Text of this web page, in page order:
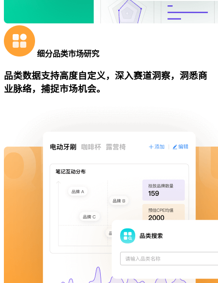
细分品类市场研究
品类数据支持高度自定义，深入赛道洞察，洞悉商
业脉络，捕捉市场机会。